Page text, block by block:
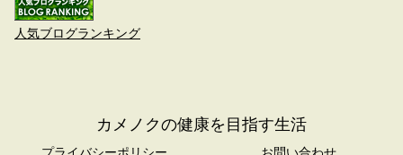
人気ブログランキング
カメノクの健康を目指す生活
プライバシーポリシー お問い合わせ